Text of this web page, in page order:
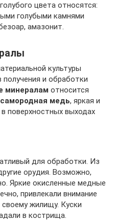
цвета относятся:
голубыми камнями
амазонит.
культуры
и обработки
минералам относится
самородная медь, яркая и
поверхностных выходах
для обработки. Из
орудия. Возможно,
Яркие окисленные медные
привлекали внимание
своему жилищу. Куски
в кострища.